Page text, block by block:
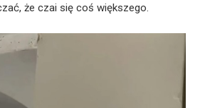
że czai się coś większego.